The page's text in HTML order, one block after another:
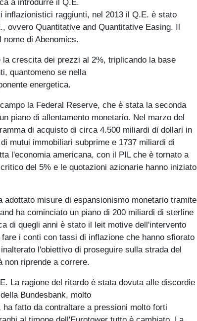
a introdurre il Q.E.
raggiunti, nel 2013 il Q.E. è stato
ovvero Quantitative and Quantitative Easing. Il
di Abenomics.
crescita dei prezzi al 2%, triplicando la base
quantomeno se nella
energetica.
la Federal Reserve, che è stata la seconda
piano di allentamento monetario. Nel marzo del
di acquisto di circa 4.500 miliardi di dollari in
mutui immobiliari subprime e 1737 miliardi di
l'economia americana, con il PIL che è tornato a
del 5% e le quotazioni azionarie hanno iniziato
misure di espansionismo monetario tramite
ha cominciato un piano di 200 miliardi di sterline
di quegli anni è stato il leit motive dell'intervento
i conti con tassi di inflazione che hanno sfiorato
l'obiettivo di proseguire sulla strada del
non riprende a correre.
La ragione del ritardo è stata dovuta alle discordie
Bundesbank, molto
fatto da contraltare a pressioni molto forti